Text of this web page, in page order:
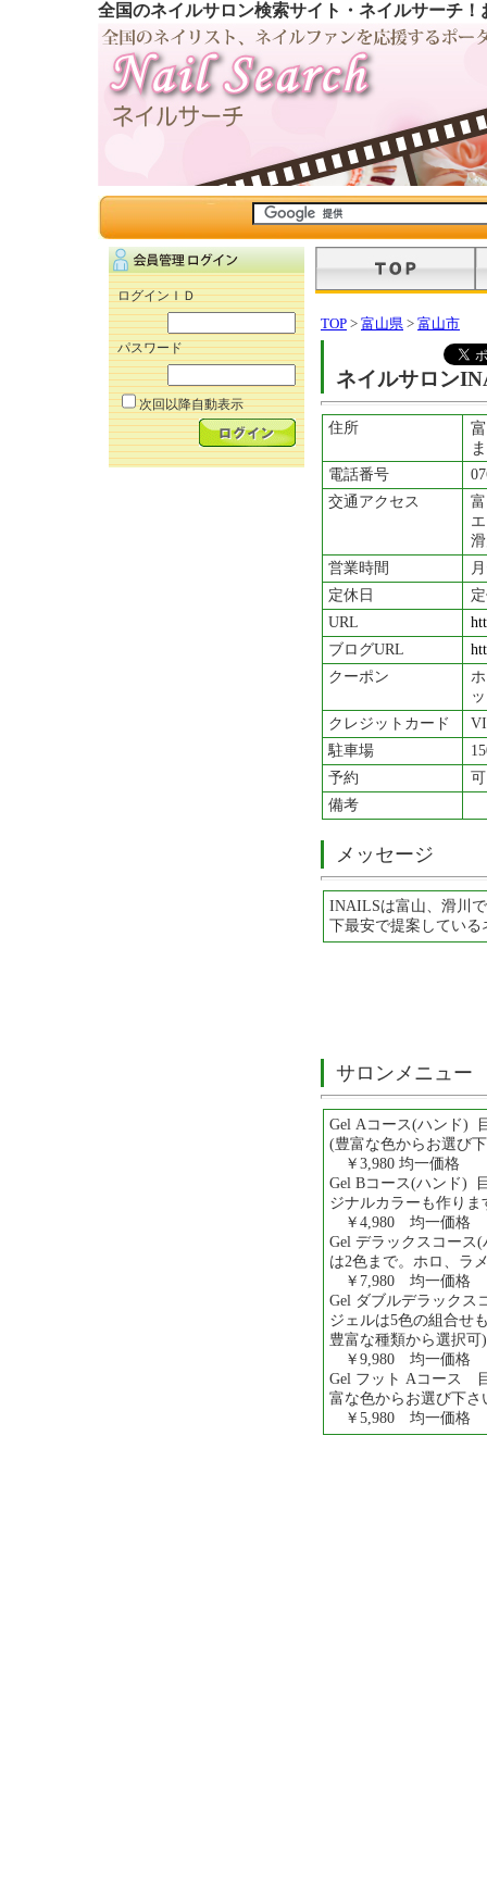
全国のネイルサロン検索サイト・ネイルサーチ
ログインＩＤ
パスワード
次回以降自動表示
TOP > 富山県 > 富山市
ネイルサロン
住所
電話番号
交通アクセス
営業時間
定休日
URL
ブログURL
クーポン
クレジットカード
駐車場
予約
可
備考
メッセージ
INAILSは富山、滑川
下最安で提案している
サロンメニュー
Gel Aコース(ハンド)
(豊富な色からお選び
￥3,980 均一価格
Gel Bコース(ハンド)
ジナルカラーも作りま
￥4,980 均一価格
Gel デラックスコー
は2色まで。ホロ、ラ
￥7,980 均一価格
Gel ダブルデラック
ジェルは5色の組合せ
豊富な種類から選択可)
￥9,980 均一価格
Gel フット Aコース
富な色からお選び下さ
￥5,980 均一価格